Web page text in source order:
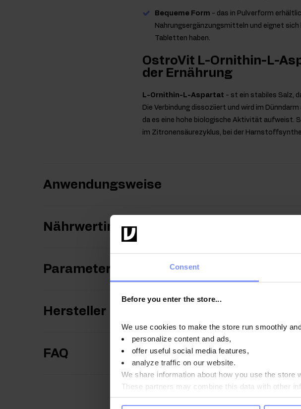
Consent
Before you enter the store...
We use cookies to make the store run smoothly
personalize content and ads,
offer useful social media features,
analyze traffic on our website.
We share information about how you use the
These partners may combine this data with other
you use their services. Do you agree?
Bequeme Form - das in Pulverform
Nahrungsergänzungsmitteln und eignet
Tabletten haben.
OstroVit L-Ornithin-L-
der Ernährung
L-Ornithin-L-Aspartat - st ein stabiles Salz,
Die Verbindung dissoziiert und wird im
da es eine hohe biologische Aktivität aufweist.
im Zitronensäurezyklus, bei der
Anwendungsweise
Nährwertinformationen
Parameter
Hersteller
FAQ